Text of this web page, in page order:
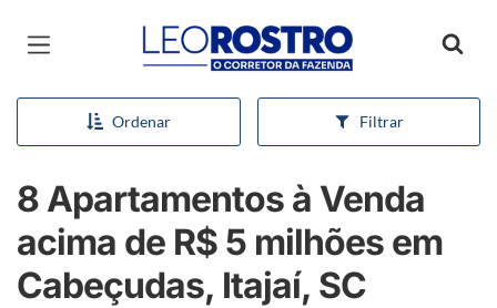
Página inicial
Ordenar Filtrar
8 Apartamentos à Venda
acima de R$ 5 milhões em
Cabeçudas, Itajaí, SC